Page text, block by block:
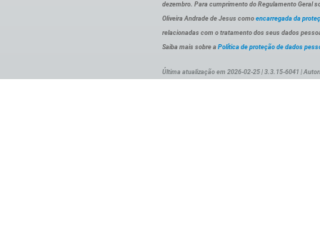
dezembro. Para cumprimento do Regulamento Geral
Oliveira Andrade de Jesus como encarregada da
relacionadas com o tratamento dos seus dados
Saiba mais sobre a Política de proteção de dados
Última atualização em 2026-02-25 | 3.3.15-6041 |